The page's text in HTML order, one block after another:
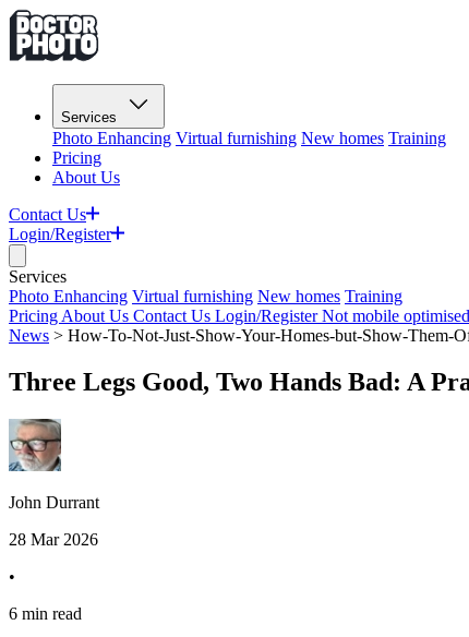
Services
Photo Enhancing Virtual furnishing New homes Training
Pricing
About Us
Contact Us
Login/Register
Services
Photo Enhancing Virtual furnishing New homes Training
Pricing About Us Contact Us Login/RegisterNot mobile optimised
News > How-To-Not-Just-Show-Your-Homes-but-Show-Them-Off​​​​‌
Three Legs Good, Two Hands Bad: A Practical Guide To The Tripod, And
John Durrant​​​​‌ ‍ ​‍​‍‌‍ ‌ ​‍‌‍‍‌‌‍‌ ‌‍‍‌‌‍ ‍​‍​‍​ ‍‍​‍​‍‌ ​ ‌‍​‌‌‍ ‍‌‍‍‌‌ ‌​‌ ‍‌​‍ ‍‌‍‍‌‌‍ ​‍​‍​‍ ​​‍​‍‌‍‍​‌ ​‍‌‍‌‌‌‍‌‍​‍​‍​ ‍‍​‍​‍​‍ ‌‍​‌‌‍‌​‌‍ ‌‌‍‍‌‌‍ ‍​‍ ‌‍‍‌‌‍ ‍‌ ‌​‌‍‌‌‌‍ ‍‌ ‌​​‍ ‌‍‌‌‌‍‌​‌‍‍‌‌ ‌​​‍ ‌‍ ‌‌‍ ‌‍‌​‌‍‌‌​ ‌‌ ​​‌ ​‍‌‍‌‌‌ ​ ‌‍‌‌‌‍ ‍‌ ‌​‌‍​‌‌ ‌​‌‍‍‌‌‍ ‌‍ ‍​ ‍ ‌‍‍‌‌‍‌​​ ‌‌‍​‌​ ​ ​ ‌​‌‍​‍​ ‌ ‌‍‌​​ ‍​​ ‌‌​‍ ‌​ ‌ ‌‍‌‌‌‍​‌​ ‌​​‍ ‌​ ‌​‌‍​‍​ ​‌‌‍‌‌​‍ ‌​ ‍​‌‍​‍​ ​​‌‍​‍​‍ ‌​ ‍‌​ ​‍‌‍​‍‌‍‌‌‌‍‌​‌‍‌​​ ‌‍‌‍​‍‌‍‌​‌‍‌​‌‍​‌‌‍‌‍​ ‍ ‌ ‌​‌ ‍‌‌ ​​‌‍‌‌​ ‌‌‍​‌‌ ‌‌‌ ‌​‌‍‍​‌‍ ‌ ​‍​ ‍ ‌ ​​‌‍​‌‌ ‌​‌‍‍​​ ‌‌‍ ‍‌‍​‌‌‍ ‌‌‍‌‌​ ‌‍​‍‌‍​‌‌ ​ ‌‍‌‌‌‌‌‌‌ ​‍‌‍ ​​ ‌​‍‌‌​ ​‍‌​‌‍‌‍​‌‌‍‌​‌‍ ‌‌‍‍‌‌‍ ‍​‍‌‍‌‍‍‌‌‍‌​​ ‌‌‍​‌​ ​ ​ ‌​‌‍​‍​ ‌ ‌‍‌​​ ‍​​ ‌‌​‍ ‌​ ‌ ‌‍‌‌‌‍​‌​ ‌​​‍ ‌​ ‌​‌‍​‍​ ​‌‌‍‌‌​‍ ‌​ ‍​‌‍​‍​ ​​‌‍​‍​‍ ‌​ ‍‌​ ​‍‌‍​‍‌‍‌‌‌‍‌​‌‍‌​​ ‌‍‌‍​‍‌‍‌​‌‍‌​‌‍​‌‌‍‌‍​‍‌‍‌ ‌​‌ ‍‌‌ ​​‌‍‌‌​ ‌‌‍​‌‌ ‌‌‌ ‌​‌‍‍​‌‍ ‌ ​‍​‍‌‍‌ ​​‌‍​‌‌ ‌​‌‍‍​​ ‌‌‍ ‍‌‍​‌‌‍ ‌‌‍‌‌​‍‌‍‌ ​​‌‍‌‌‌ ​‍‌ ​ ‌ ​​‌‍‌‌‌‍​ ‌ ‌​‌‍‍‌‌ ‌‍‌‍‌‌​ ‌‌ ​​‌ ‌‌‌‍​‍‌‍ ​‌‍‍‌‌ ​ ‌‍‍​‌‍‌‌‌‍‌​​‍​‍‌ ‌
28 Mar 2026
•
6 min read